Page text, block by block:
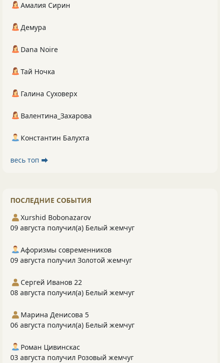
Амалия Сирин
Демура
Dana Noire
Тай Ночка
Галина Суховерх
Валентина_Захарова
Константин Балухта
весь топ ⮕
ПОСЛЕДНИЕ СОБЫТИЯ
Xurshid Bobonazarov
09 августа получил(а) Белый жемчуг
Афоризмы современников
09 августа получил Золотой жемчуг
Сергей Иванов 22
08 августа получил(а) Белый жемчуг
Марина Денисова 5
06 августа получил(а) Белый жемчуг
Роман Цивинскас
03 августа получил Розовый жемчуг